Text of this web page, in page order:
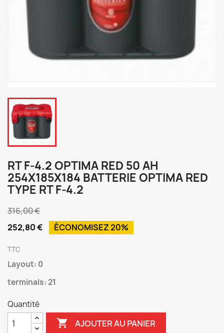
RT F-4.2 OPTIMA RED 50 AH
254X185X184 BATTERIE OPTIMA RED
TYPE RT F-4.2
316,00 €
252,80 €
ÉCONOMISEZ 20%
TTC
Layout: 0
terminals: 21
Quantité
 AJOUTER AU PANIER